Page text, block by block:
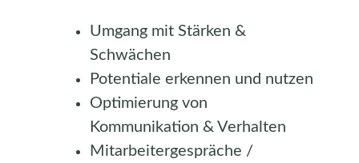
Umgang mit Stärken &
Schwächen
Potentiale erkennen und nutzen
Optimierung von
Kommunikation & Verhalten
Mitarbeitergespräche /